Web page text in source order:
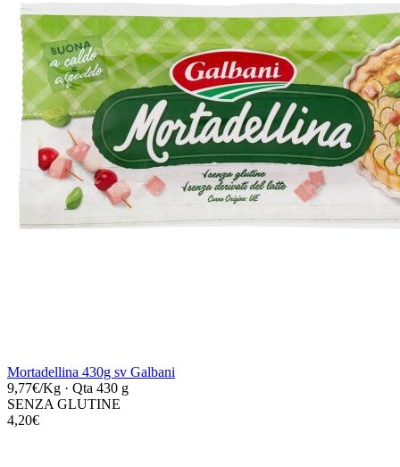
Mortadellina 430g sv Galbani
9,77€/Kg · Qta 430 g
SENZA GLUTINE
4,20€